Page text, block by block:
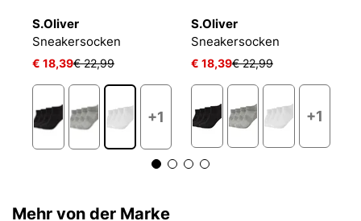
S.Oliver
Sneakersocken
€ 18,39€ 22,99
+1
S.Oliver
Sneakersocken
€ 18,39€ 22,99
+1
Mehr von der Marke